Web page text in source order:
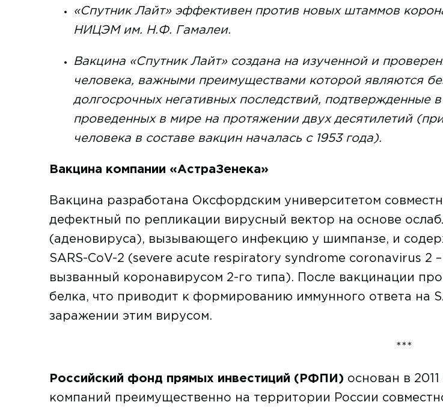
«Спутник Лайт» эффективен против новых штаммов
НИЦЭМ им. Н.Ф. Гамалеи.
Вакцина «Спутник Лайт» создана на изученной и
человека, важными преимуществами которой являются
долгосрочных негативных последствий, подтвержденные
проведенных в мире на протяжении двух десятилетий
человека в составе вакцин началась с 1953 года).
Вакцина компании «АстраЗенека»
Вакцина разработана Оксфордским университетом
дефектный по репликации вирусный вектор на основе
(аденовируса), вызывающего инфекцию у шимпанзе, и
SARS-CoV-2 (severe acute respiratory syndrome coronavirus
вызванный коронавирусом 2-го типа). После вакцинации
белка, что приводит к формированию иммунного ответа на
заражении этим вирусом.
***
Российский фонд прямых инвестиций (РФПИ) основан в
компаний преимущественно на территории России